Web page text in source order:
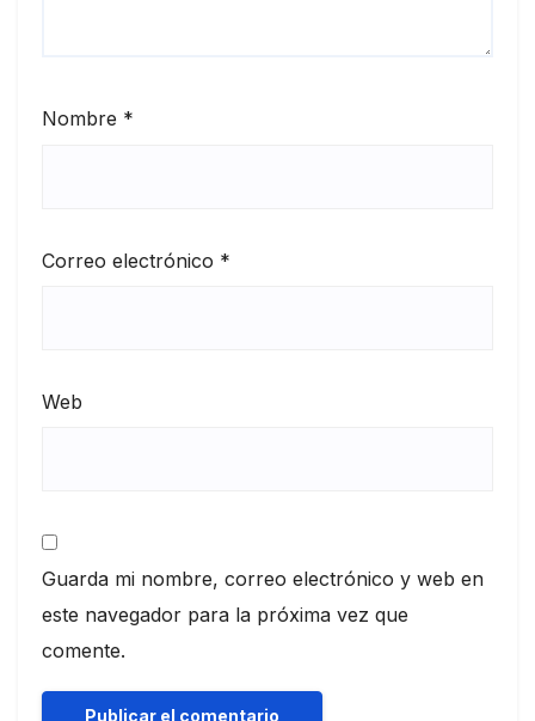
Nombre *
Correo electrónico *
Web
Guarda mi nombre, correo electrónico y web en
este navegador para la próxima vez que
comente.